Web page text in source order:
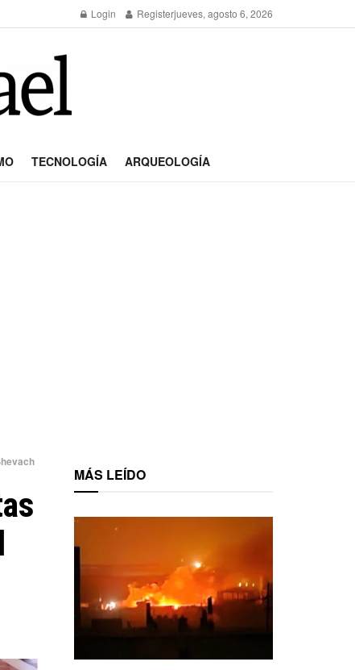
Login Registerjueves, agosto 6, 2026
TECNOLOGÍA ARQUEOLOGÍA
MÁS LEÍDO